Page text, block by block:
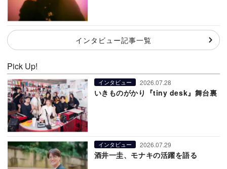
インタビュー記事一覧
Pick Up!
インタビュー 2026.07.28
いきものがかり『tiny desk』舞台裏
インタビュー 2026.07.29
酒井一圭、モナキの活躍を語る